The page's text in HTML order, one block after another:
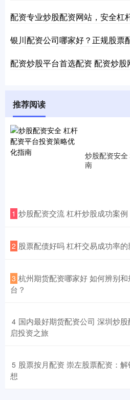
配资专业炒股配资网站，安全杠
银川配资公司哪家好？正规股票
配资炒股平台首选配资 配资炒
推荐阅读
炒股配资安
南
1 炒股配资交流 杠杆炒股成功案
2 股票配债好吗 杠杆交易成功率
3 杭州期货配资哪家好 如何辨别
台？
4 国内最好期货配资公司 深圳炒
启投资之旅
5 股票按月配资 崇左股票配资：
想